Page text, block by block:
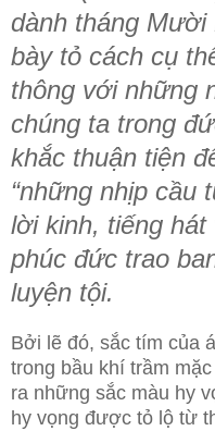
dành tháng
bày tỏ cách cụ
thông với những
chúng ta trong
khắc thuận tiện
“những nhịp cầu
lời kinh, tiếng hát
phúc đức trao
luyện tội.
Bởi lẽ đó, sắc tím của
trong bầu khí trầm
ra những sắc màu hy
hy vọng được tỏ lộ từ